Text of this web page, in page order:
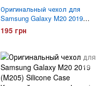
Оригинальный чехол для
Samsung Galaxy M20 2019
(M205) Silicone Case Черный
195 грн